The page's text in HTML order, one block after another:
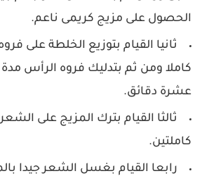
الحصول على مزيج كريمى ناعم.
ثانيا القيام بتوزيع الخلطة على
كاملا ومن ثم بتدليك فروه الرأس
عشرة دقائق.
ثالثا القيام بترك المزيج على
كاملتين.
رابعا القيام بغسل الشعر جيدا